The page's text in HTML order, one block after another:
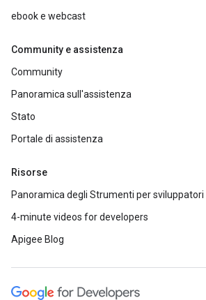
ebook e webcast
Community e assistenza
Community
Panoramica sull'assistenza
Stato
Portale di assistenza
Risorse
Panoramica degli Strumenti per sviluppatori
4-minute videos for developers
Apigee Blog